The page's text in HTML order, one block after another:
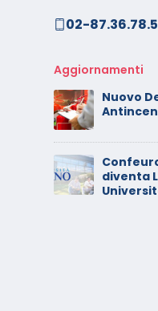
02-
Aggiornamenti
Nuovo
diventa